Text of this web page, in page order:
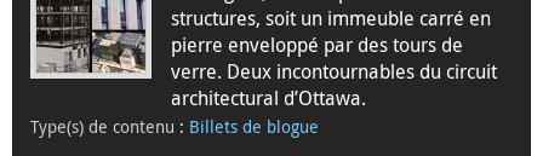
structures, soit un immeuble carré en
pierre enveloppé par des tours de
verre. Deux incontournables du circuit
architectural d’Ottawa.
Type(s) de contenu : Billets de blogue